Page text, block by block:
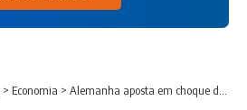
> Economia > Alemanha aposta em choque de gestão para revitalizar economia e afastar eleitorado da ultradireita